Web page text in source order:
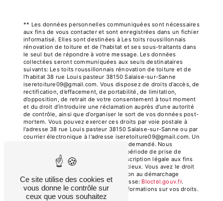
** Les données personnelles communiquées sont nécessaires
aux fins de vous contacter et sont enregistrées dans un fichier
informatisé. Elles sont destinées à Les toits roussillonnais
rénovation de toiture et de l'habitat et ses sous-traitants dans
le seul but de répondre à votre message. Les données
collectées seront communiquées aux seuls destinataires
suivants: Les toits roussillonnais rénovation de toiture et de
l'habitat 38 rue Louis pasteur 38150 Salaise-sur-Sanne
iseretoiture09@gmail.com. Vous disposez de droits d’accès, de
rectification, d’effacement, de portabilité, de limitation,
d’opposition, de retrait de votre consentement à tout moment
et du droit d’introduire une réclamation auprès d’une autorité
de contrôle, ainsi que d’organiser le sort de vos données post-
mortem. Vous pouvez exercer ces droits par voie postale à
l'adresse 38 rue Louis pasteur 38150 Salaise-sur-Sanne ou par
courrier électronique à l'adresse iseretoiture09@gmail.com. Un
justificatif d'identité pourra vous être demandé. Nous
conservons vos données pendant la période de prise de
contact puis pendant la durée de prescription légale aux fins
probatoires et de gestion des contentieux. Vous avez le droit
de vous inscrire sur la liste d'opposition au démarchage
téléphonique, disponible à cette adresse:
Bloctel.gouv.fr.
Consultez le site cnil.fr pour plus d’informations sur vos droits.
Ce site utilise des cookies et
vous donne le contrôle sur
ceux que vous souhaitez